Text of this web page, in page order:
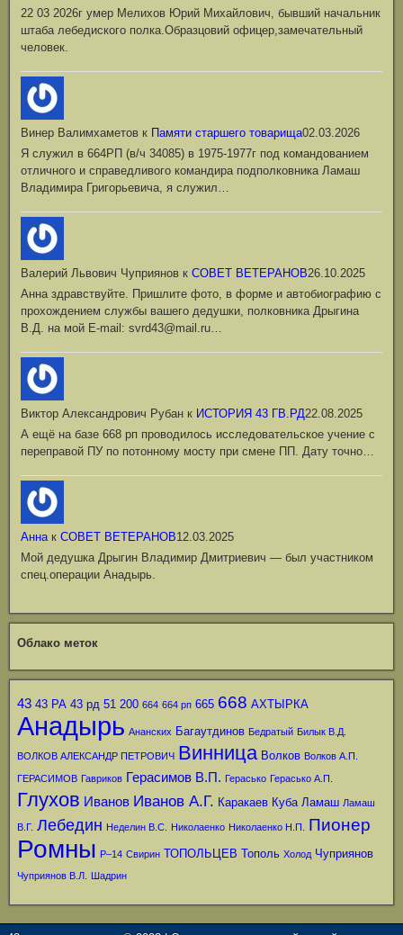
22 03 2026г умер Мелихов Юрий Михайлович, бывший начальник
штаба лебедиского полка.Образцовий офицер,замечательный
человек.
Винер Валимхаметов к Памяти старшего товарища02.03.2026
Я служил в 664РП (в/ч 34085) в 1975-1977г под командованием
отличного и справедливого командира подполковника Ламаш
Владимира Григорьевича, я служил…
Валерий Львович Чуприянов к СОВЕТ ВЕТЕРАНОВ26.10.2025
Анна здравствуйте. Пришлите фото, в форме и автобиографию с
прохождением службы вашего дедушки, полковника Дрыгина
В.Д. на мой Е-mail: svrd43@mail.ru…
Виктор Александрович Рубан к ИСТОРИЯ 43 ГВ.РД22.08.2025
А ещё на базе 668 рп проводилось исследовательское учение с
переправой ПУ по потонному мосту при смене ПП. Дату точно…
Аннак СОВЕТ ВЕТЕРАНОВ12.03.2025
Мой дедушка Дрыгин Владимир Дмитриевич — был участником
спец.операции Анадырь.
Облако меток
43 43 РА 43 рд 51 200 664 664 рп 665 668 АХТЫРКА
Анадырь Ананских Багаутдинов Бедратый Билык В.Д.
ВОЛКОВ АЛЕКСАНДР ПЕТРОВИЧ Винница Волков Волков А.П.
ГЕРАСИМОВ Гавриков Герасимов В.П. Герасько Герасько А.П.
Глухов Иванов Иванов А.Г. Каракаев Куба Ламаш Ламаш
В.Г. Лебедин Неделин В.С. Николаенко Николаенко Н.П. Пионер
Ромны Р–14 Свирин ТОПОЛЬЦЕВ Тополь Холод Чуприянов
Чуприянов В.Л. Шадрин